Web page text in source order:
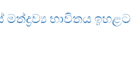
භාවිතය ඉහළට